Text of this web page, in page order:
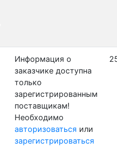
Информация о
заказчике доступна
только
зарегистрированным
поставщикам!
Необходимо
авторизоваться или
зарегистрироваться